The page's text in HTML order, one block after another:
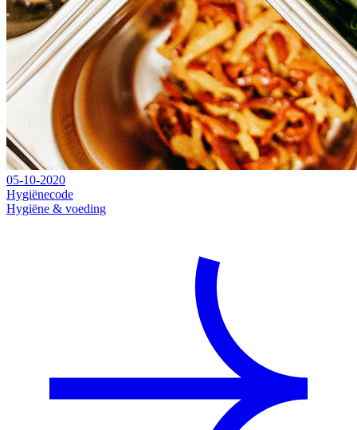
05-10-2020
Hygiënecode
Hygiëne & voeding